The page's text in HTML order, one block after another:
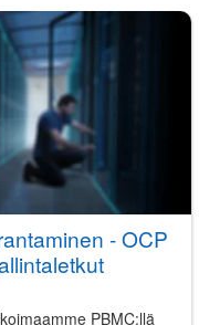
- OCP
PBMC:llä